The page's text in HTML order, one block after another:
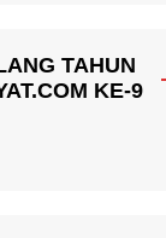
TAHUN
KE-9